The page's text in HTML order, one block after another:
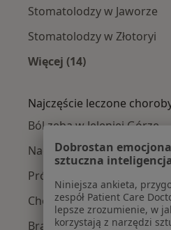
Stomatolodzy w Jaworze
Stomatolodzy w Złotoryi
Więcej (14)
Najczęście leczone
Ból zęba w Jeleniej Górze
Nadwrażliwość zębów w
Próchnica w Jeleniej Górze
Choroby miazgi w Jeleniej
Braki zębowe w Jeleniej
Dobrostan
sztuczna
Niniejsza ankieta,
zespół Patient Care
lepsze zrozumienie, w
korzystają z narzędzi